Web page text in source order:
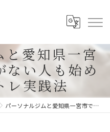
と愛知県一宮
ない人も始め
レ実践法
パーソナルジムと愛知県一宮市で運動習慣がない人も始めやすい筋トレ実践法